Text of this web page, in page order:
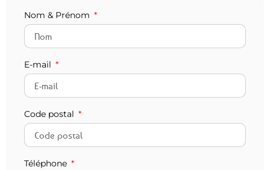
Nom & Prénom
E-mail
Code postal
Téléphone